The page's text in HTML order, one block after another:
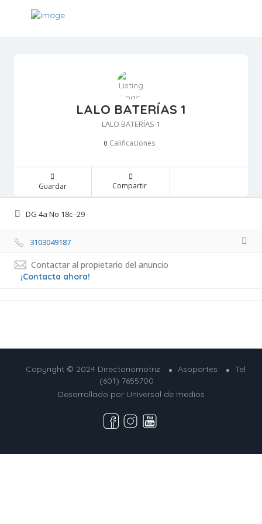
LALO BATERÍAS 1
LALO BATERÍAS 1
0 Calificaciones
Guardar Compartir
DG 4a No 18c -29
3103049187
Contactar al propietario del anuncio
¡Contacta ahora!
Copyright © 2024 Directoriomotriz Asopartes
Tel
(601) 7655700
Desarrollado por Universal de medios